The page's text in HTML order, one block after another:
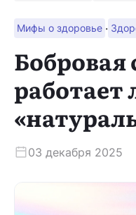
Мифы о здоровье ·
Бобровая
работает
03 декабря 2025